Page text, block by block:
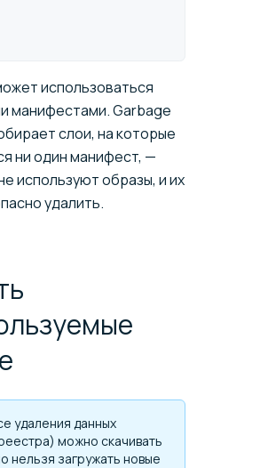
использоваться
манифестами. Garbage
слои, на которые
ни один манифест, —
используют образы, и их
удалить.
удаления данных
можно скачивать
нельзя загружать новые